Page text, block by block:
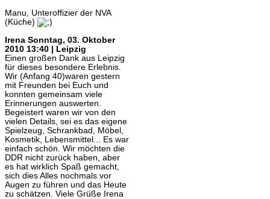
Manu, Unteroffizier der NVA
(Küche)
Irena Sonntag, 03. Oktober
2010 13:40 | Leipzig
Einen großen Dank aus Leipzig
für dieses besondere Erlebnis.
Wir (Anfang 40)waren gestern
mit Freunden bei Euch und
konnten gemeinsam viele
Erinnerungen auswerten.
Begeistert waren wir von den
vielen Details, sei es das eigene
Spielzeug, Schrankbad, Möbel,
Kosmetik, Lebensmittel... Es war
einfach schön. Wir möchten die
DDR nicht zurück haben, aber
es hat wirklich Spaß gemacht,
sich dies Alles nochmals vor
Augen zu führen und das Heute
zu schätzen. Viele Grüße Irena